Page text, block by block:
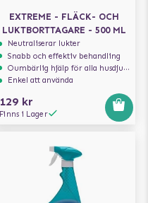
EXTREME - FLÄCK- OCH
LUKTBORTTAGARE - 500 ML
Neutraliserar lukter
Snabb och effektiv behandling
Oumbärlig hjälp för alla husdjursägare
Enkel att använda
129 kr
Finns i Lager